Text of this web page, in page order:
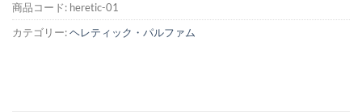
商品コード: heretic-01
カテゴリー:ヘレティック・パルファム